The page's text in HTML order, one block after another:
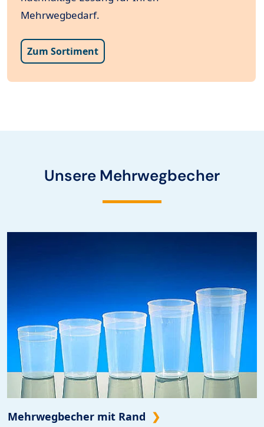
Mehrwegbedarf.
Zum Sortiment
Unsere Mehrwegbecher
Mehrwegbecher mit Rand